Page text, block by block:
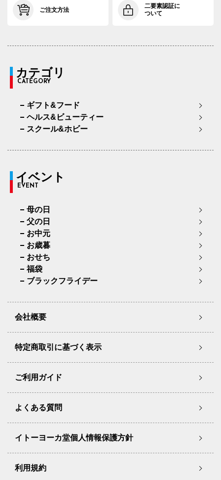
ご注文方法
二要素認証に
ついて
カテゴリ
CATEGORY
ギフト&フード
ヘルス&ビューティー
スクール&ホビー
イベント
EVENT
母の日
父の日
お中元
お歳暮
おせち
福袋
ブラックフライデー
会社概要
特定商取引に基づく表示
ご利用ガイド
よくある質問
イトーヨーカ堂個人情報保護方針
利用規約